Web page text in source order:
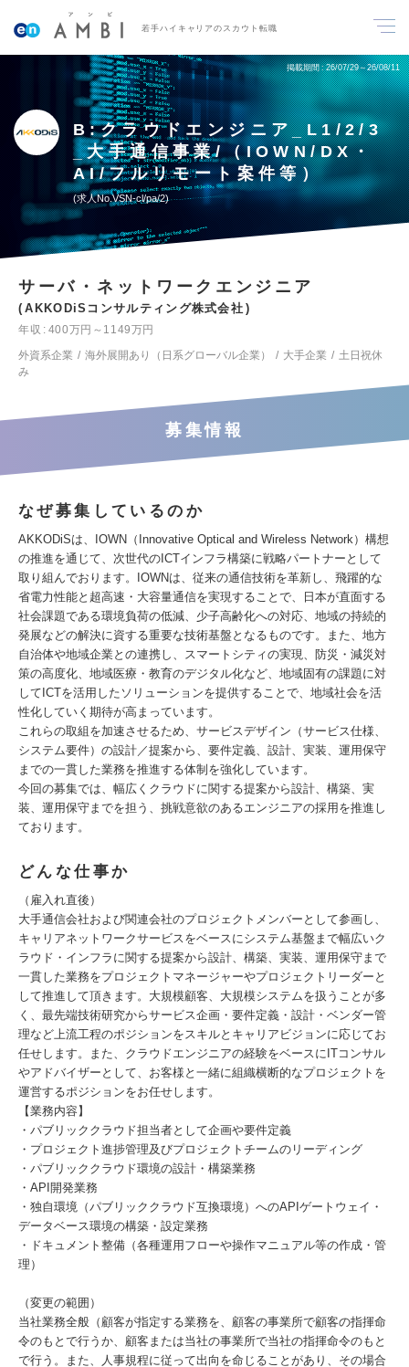
若手ハイキャリアのスカウト転職
掲載期間 26/07/29～26/08/11
B:クラウドエンジニア_L1/2/3
_大手通信事業/（IOWN/DX・
AI/フルリモート案件等）
求人No.VSN-cl/pa/2
サーバ・ネットワークエンジニア
AKKODiSコンサルティング株式会社
年収
400万円～1149万円
外資系企業
海外展開あり（日系グローバル企業） 大手企業
土日祝休
み
募集情報
なぜ募集しているのか
AKKODiSは、IOWN（Innovative Optical and Wireless Network）構想
の推進を通じて、次世代のICTインフラ構築に戦略パートナーとして
取り組んでおります。IOWNは、従来の通信技術を革新し、飛躍的な
省電力性能と超高速・大容量通信を実現することで、日本が直面する
社会課題である環境負荷の低減、少子高齢化への対応、地域の持続的
発展などの解決に資する重要な技術基盤となるものです。また、地方
自治体や地域企業との連携し、スマートシティの実現、防災・減災対
策の高度化、地域医療・教育のデジタル化など、地域固有の課題に対
してICTを活用したソリューションを提供することで、地域社会を活
性化していく期待が高まっています。
これらの取組を加速させるため、サービスデザイン（サービス仕様、
システム要件）の設計／提案から、要件定義、設計、実装、運用保守
までの一貫した業務を推進する体制を強化しています。
今回の募集では、幅広くクラウドに関する提案から設計、構築、実
装、運用保守までを担う、挑戦意欲のあるエンジニアの採用を推進し
ております。
どんな仕事か
（雇入れ直後）
大手通信会社および関連会社のプロジェクトメンバーとして参画し、
キャリアネットワークサービスをベースにシステム基盤まで幅広いク
ラウド・インフラに関する提案から設計、構築、実装、運用保守まで
一貫した業務をプロジェクトマネージャーやプロジェクトリーダーと
して推進して頂きます。大規模顧客、大規模システムを扱うことが多
く、最先端技術研究からサービス企画・要件定義・設計・ベンダー管
理など上流工程のポジションをスキルとキャリアビジョンに応じてお
任せします。また、クラウドエンジニアの経験をベースにITコンサル
やアドバイザーとして、お客様と一緒に組織横断的なプロジェクトを
運営するポジションをお任せします。
【業務内容】
・パブリッククラウド担当者として企画や要件定義
・プロジェクト進捗管理及びプロジェクトチームのリーディング
・パブリッククラウド環境の設計・構築業務
・API開発業務
・独自環境（パブリッククラウド互換環境）へのAPIゲートウェイ・
データベース環境の構築・設定業務
・ドキュメント整備（各種運用フローや操作マニュアル等の作成・管
理）
（変更の範囲）
当社業務全般（顧客が指定する業務を、顧客の事業所で顧客の指揮命
令のもとで行うか、顧客または当社の事業所で当社の指揮命令のもと
で行う。また、人事規程に従って出向を命じることがあり、その場合